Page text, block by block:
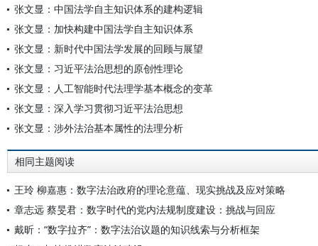
张文显：中国法学自主知识体系的建构逻辑
张文显：加快构建中国法学自主知识体系
张文显：新时代中国法学发展的回顾与展望
张文显：习近平法治思想的原创性理论
张文显：人工智能时代法理学基本概念的变革
张文显：深入学习贯彻习近平法治思想
张文显：涉外法治基本属性的法理分析
相同主题阅读
王玲 柳嘉惠：数字法治政府的理论意蕴、现实挑战及应对策略
章志远 蔡旻君：数字时代的党内法规制度建设：挑战与回应
戴昕：“数字拉齐”：数字法治议题的知识线索与分析框架